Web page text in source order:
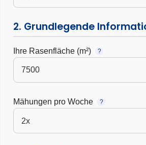
2. Grundlegende
Ihre Rasenfläche (m²) ?
Mähungen pro Woche ?